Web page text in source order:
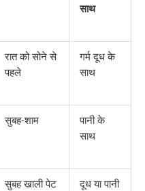
साथ
रात को सोने से
पहले
गर्म दूध के
साथ
सुबह-शाम
पानी के
साथ
सुबह खाली पेट दूध या पानी